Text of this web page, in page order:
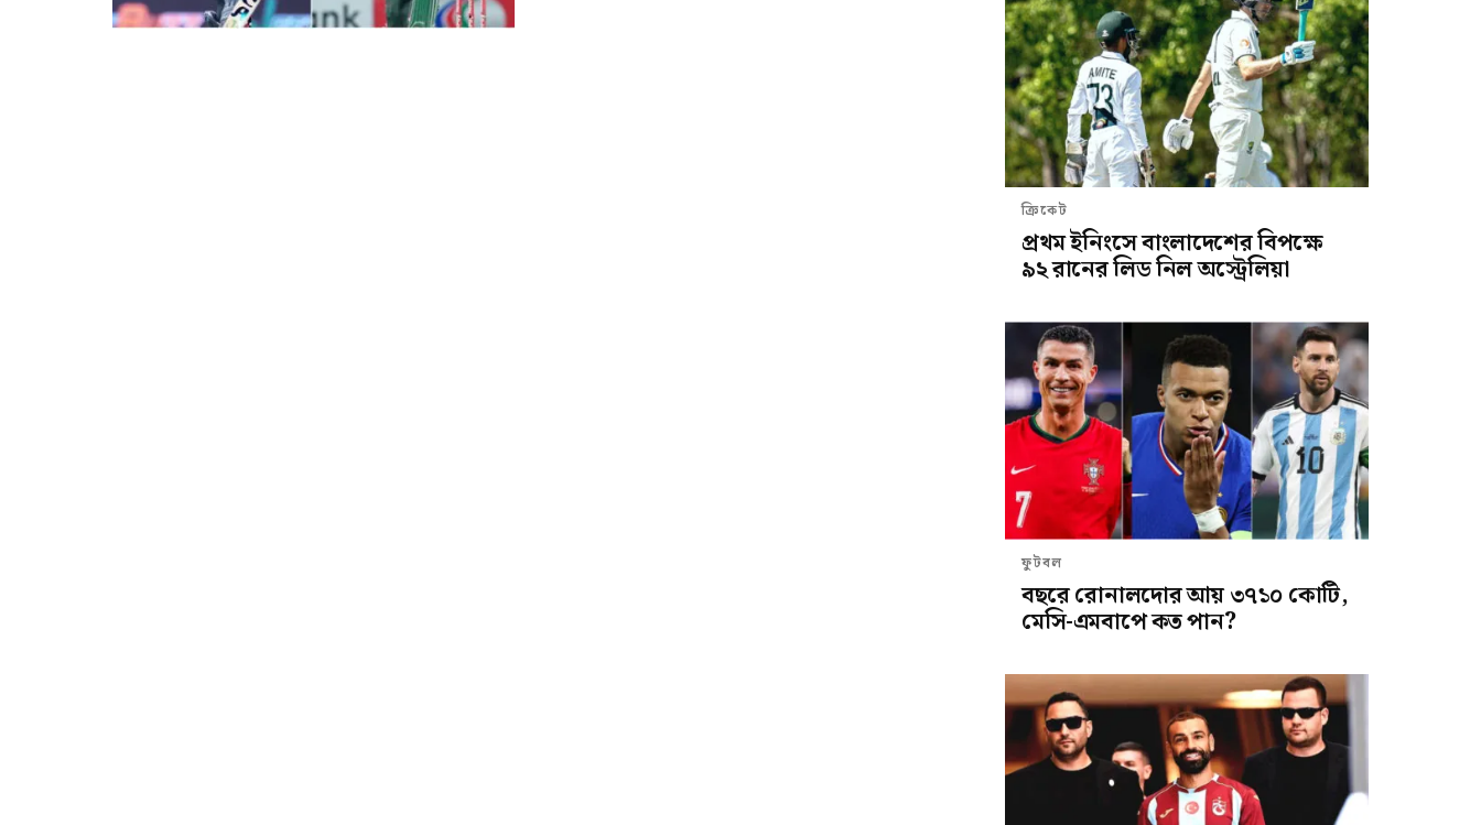
ক্রিকেট
প্রথম ইনিংসে বাংলাদেশের বিপক্ষে
৯২ রানের লিড নিল অস্ট্রেলিয়া
ফুটবল
বছরে রোনালদোর আয় ৩৭১০ কোটি,
মেসি-এমবাপে কত পান?